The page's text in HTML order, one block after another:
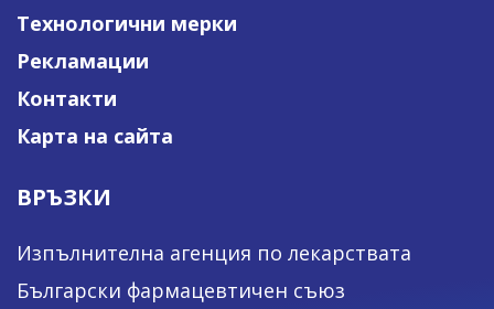
Технологични мерки
Рекламации
Контакти
Карта на сайта
ВРЪЗКИ
Изпълнителна агенция по лекарствата
Български фармацевтичен съюз